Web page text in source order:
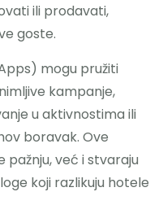
ili prodavati,
goste.
mogu pružiti
kampanje,
u aktivnostima ili
boravak. Ove
već i stvaraju
koji razlikuju hotele